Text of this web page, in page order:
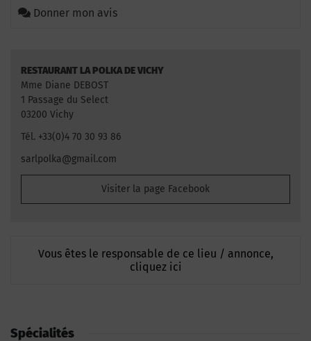
Donner mon avis
RESTAURANT LA POLKA DE VICHY
Mme Diane DEBOST
1 Passage du Select
03200 Vichy
Tél. +33(0)4 70 30 93 86
sarlpolka@gmail.com
Visiter la page Facebook
Vous êtes le responsable de ce lieu / annonce,
cliquez ici
Spécialités